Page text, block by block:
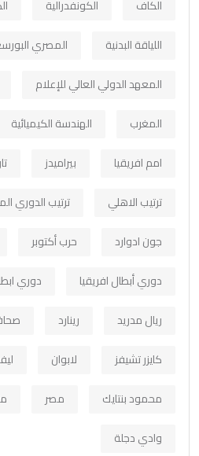
الكاف
الكونفدرالية
اللياقة البدنية
المصري
المعهد الدولي العالي للإعلام
المغرب
الهندسة الكيميائية
امم افريقيا
بيراميدز
ترتيب الاهلي
ترتيب الدوري
جون ادوارد
حرب أكتوبر
دوري أبطال افريقيا
دوري
ريال مدريد
رينارد
كايزر تشيفز
لابوان
محمود بنتايك
مصر
وادي دجلة